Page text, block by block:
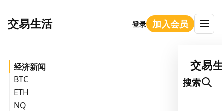
交易生活 登录 加入会员
交易
搜索
经济新闻
BTC
ETH
NQ